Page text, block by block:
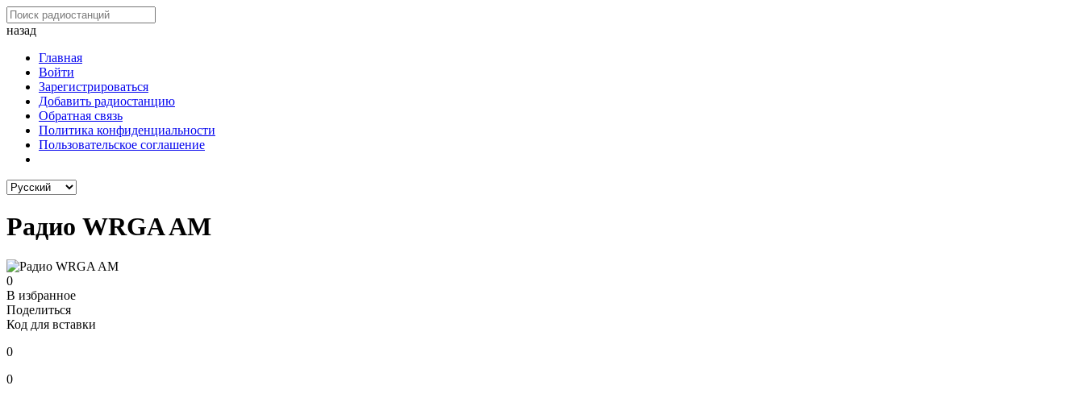
назад
Главная
Войти
Зарегистрироваться
Добавить радиостанцию
Обратная связь
Политика конфиденциальности
Пользовательское соглашение
Радио WRGA AM
0
В избранное
Поделиться
Код для вставки
0
0